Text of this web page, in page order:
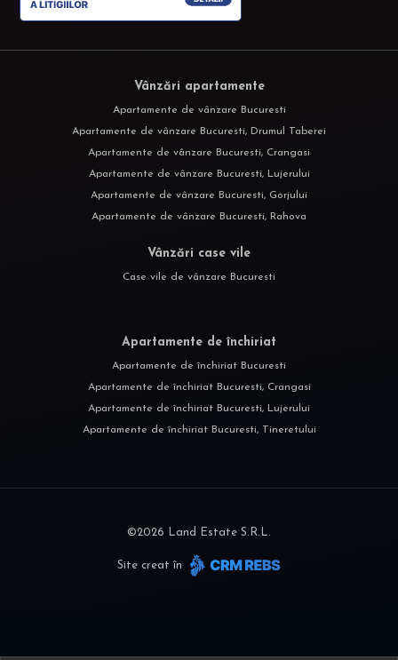
Vânzări apartamente
Apartamente de vânzare Bucuresti
Apartamente de vânzare Bucuresti, Drumul Taberei
Apartamente de vânzare Bucuresti, Crangasi
Apartamente de vânzare Bucuresti, Lujerului
Apartamente de vânzare Bucuresti, Gorjului
Apartamente de vânzare Bucuresti, Rahova
Vânzări case vile
Case vile de vânzare Bucuresti
Apartamente de închiriat
Apartamente de închiriat Bucuresti
Apartamente de închiriat Bucuresti, Crangasi
Apartamente de închiriat Bucuresti, Lujerului
Apartamente de închiriat Bucuresti, Tineretului
©2026 Land Estate S.R.L.
Site creat în